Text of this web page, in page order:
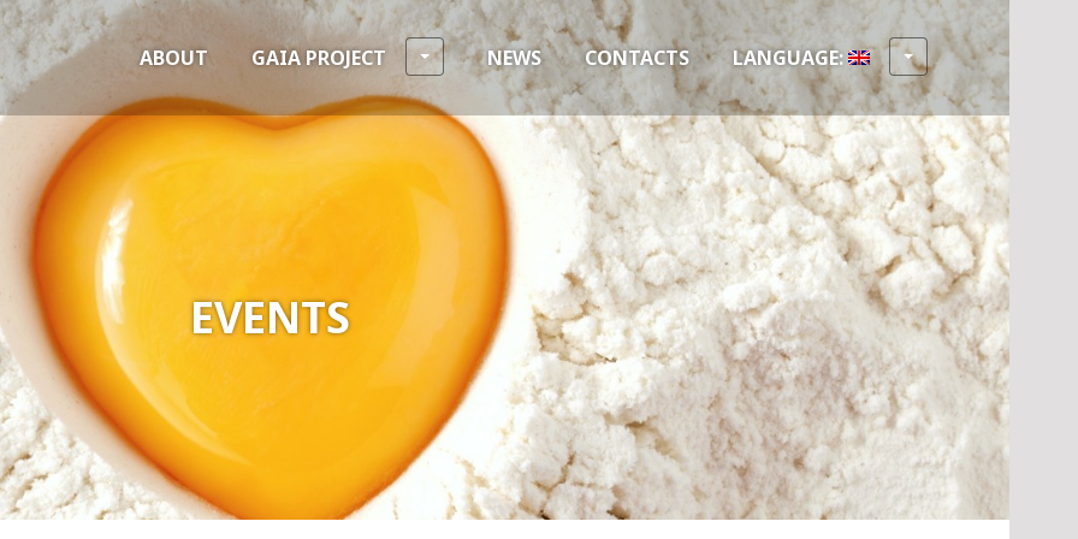
ABOUT GAIA PROJECT NEWS CONTACTS LANGUAGE:
EVENTS